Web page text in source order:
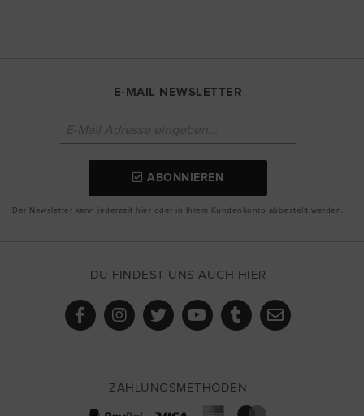
E-MAIL NEWSLETTER
ABONNIEREN
Der Newsletter kann jederzeit hier oder in Ihrem Kundenkonto abbestellt werden.
DU FINDEST UNS AUCH HIER
ZAHLUNGSMETHODEN